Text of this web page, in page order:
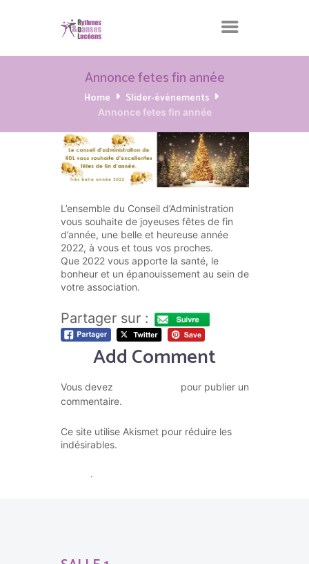
Annonce fetes fin année
Home Slider-évènements
Annonce fetes fin année
L’ensemble du Conseil d’Administration
vous souhaite de joyeuses fêtes de fin
d’année, une belle et heureuse année
2022, à vous et tous vos proches.
Que 2022 vous apporte la santé, le
bonheur et un épanouissement au sein de
votre association.
Partager sur :
Add Comment
Vous devez
pour publier un
commentaire.
Ce site utilise Akismet pour réduire les
indésirables.
.